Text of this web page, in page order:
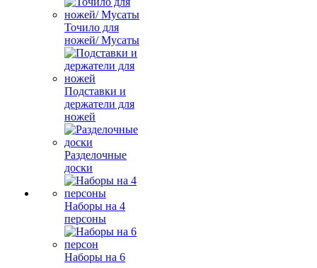
Точило для
ножей/ Мусаты
Подставки и
держатели для
ножей
Разделочные
доски
Наборы на 4
персоны
Наборы на 6